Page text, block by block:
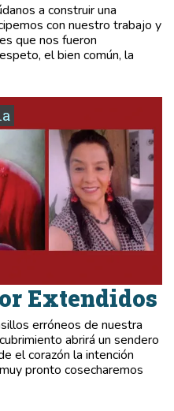
a construir una
con nuestro trabajo y
que nos fueron
el bien común, la
Extendidos
erróneos de nuestra
abrirá un sendero
el corazón la intención
pronto cosecharemos